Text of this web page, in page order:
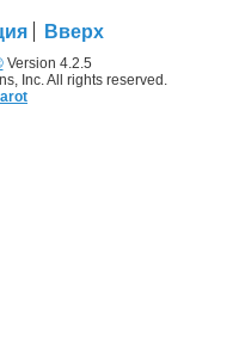
Вверх
Version 4.2.5
Inc. All rights reserved.